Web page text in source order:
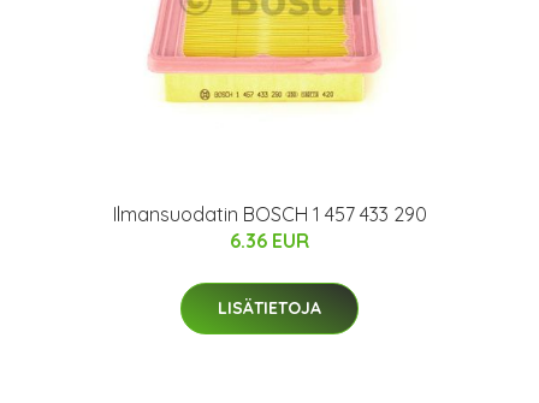
Ilmansuodatin BOSCH 1 457 433 290
6.36 EUR
LISÄTIETOJA